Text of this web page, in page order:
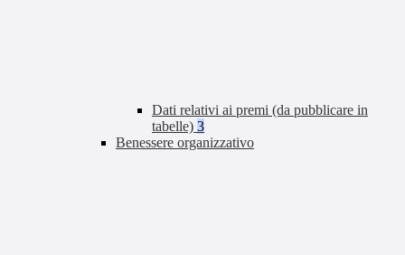
Dati relativi ai premi (da pubblicare in
tabelle) 3
Benessere organizzativo